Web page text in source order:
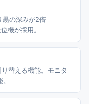
黒の深みが2倍
機が採用。
替える機能。モニタ